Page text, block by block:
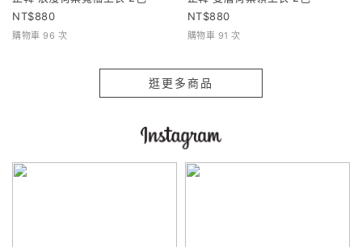
880
購物車 96 次
880
購物車 91 次
逛更多商品